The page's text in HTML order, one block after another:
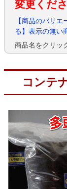
変更くださ
【商品のバリ
る】表示の無い
商品名をクリッ
コンテ